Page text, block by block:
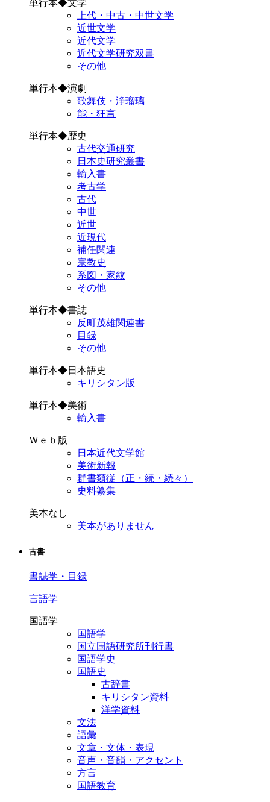
単行本◆文学
上代・中古・中世文学
近世文学
近代文学
近代文学研究双書
その他
単行本◆演劇
歌舞伎・浄瑠璃
能・狂言
単行本◆歴史
古代交通研究
日本史研究叢書
輸入書
考古学
古代
中世
近世
近現代
補任関連
宗教史
系図・家紋
その他
単行本◆書誌
反町茂雄関連書
目録
その他
単行本◆日本語史
キリシタン版
単行本◆美術
輸入書
Ｗｅｂ版
日本近代文学館
美術新報
群書類従（正・続・続々）
史料纂集
美本なし
美本がありません
古書
書誌学・目録
言語学
国語学
国語学
国立国語研究所刊行書
国語学史
国語史
古辞書
キリシタン資料
洋学資料
文法
語彙
文章・文体・表現
音声・音韻・アクセント
方言
国語教育